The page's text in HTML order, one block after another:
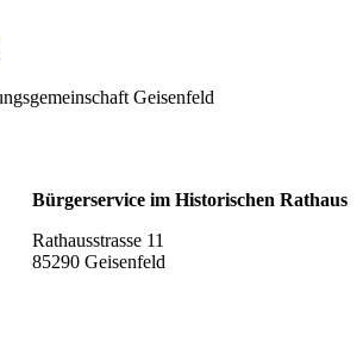
Geisenfeld
Bürgerservice im Historischen Rathaus
Rathausstrasse 11
85290 Geisenfeld